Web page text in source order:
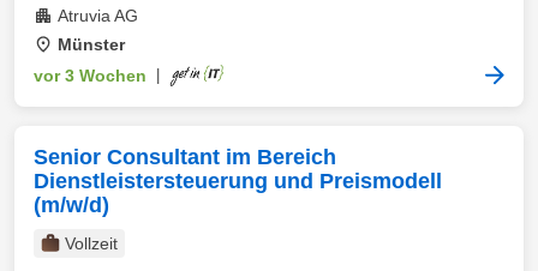
Atruvia AG
Münster
vor 3 Wochen
Senior Consultant im Bereich
Dienstleistersteuerung und Preismodell
(m/w/d)
Vollzeit